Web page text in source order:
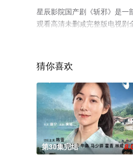
星辰影院国产剧《斩邪》是一
观看高清未删减完整版电视剧
猜你喜欢
第30集完结